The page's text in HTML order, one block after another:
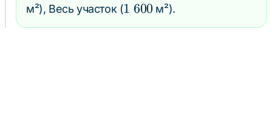
м²), Весь участок (1\;600
1 600м²).